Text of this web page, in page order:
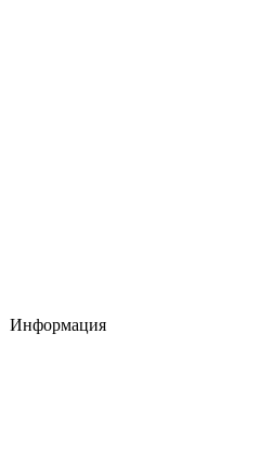
Информация